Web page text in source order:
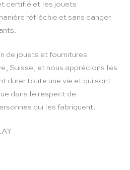
certifié et les jouets
réfléchie et sans danger
de jouets et fournitures
Suisse, et nous apprécions les
durer toute une vie et qui sont
dans le respect de
qui les fabriquent.